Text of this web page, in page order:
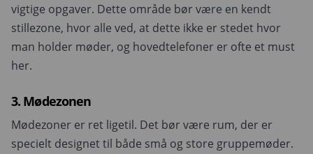
vigtige opgaver. Dette område bør være en kendt
stillezone, hvor alle ved, at dette ikke er stedet hvor
man holder møder, og hovedtelefoner er ofte et must
her.
3. Mødezonen
Mødezoner er ret ligetil. Det bør være rum, der er
specielt designet til både små og store gruppemøder.